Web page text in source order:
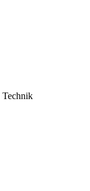
Technik